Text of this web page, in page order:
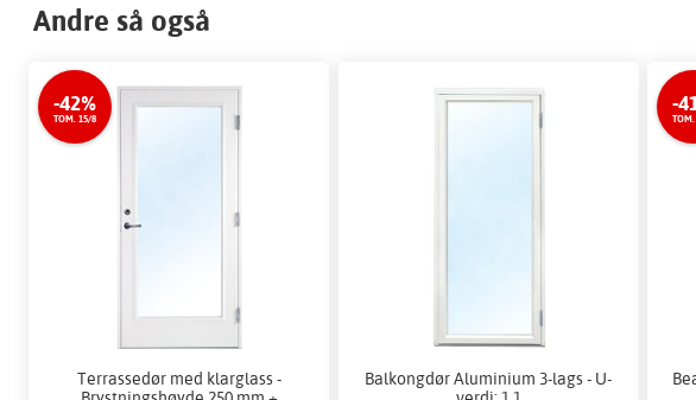
Andre så også
-42%
TOM. 15/8
Terrassedør med klarglass -
Balkongdør Aluminium 3-lags - U-
-